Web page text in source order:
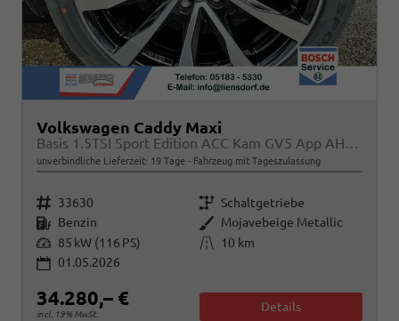
Volkswagen Caddy Maxi
Basis 1.5TSI Sport Edition ACC Kam GV5 App AHK Reling
unverbindliche Lieferzeit: 19 Tage Fahrzeug mit Tageszulassung
Fahrzeugnr. 33630 Getriebe Schaltgetriebe
Kraftstoff Benzin Außenfarbe Mojavebeige Metallic
Leistung 85 kW (116 PS) Kilometerstand
10 km
01.05.2026
34.280,– €
incl. 19% MwSt.
Details